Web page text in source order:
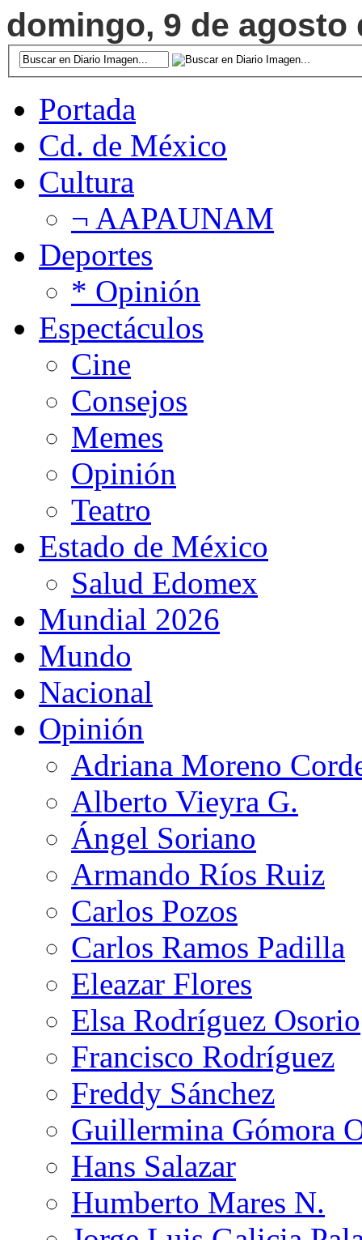
domingo, 9 de agosto
Portada
Cd. de México
Cultura
¬ AAPAUNAM
Deportes
* Opinión
Espectáculos
Cine
Consejos
Memes
Opinión
Teatro
Estado de México
Salud Edomex
Mundial 2026
Mundo
Nacional
Opinión
Adriana Moreno
Alberto Vieyra G.
Ángel Soriano
Armando Ríos Ruiz
Carlos Pozos
Carlos Ramos Padilla
Eleazar Flores
Elsa Rodríguez Osorio
Francisco Rodríguez
Freddy Sánchez
Guillermina Gómora
Hans Salazar
Humberto Mares N.